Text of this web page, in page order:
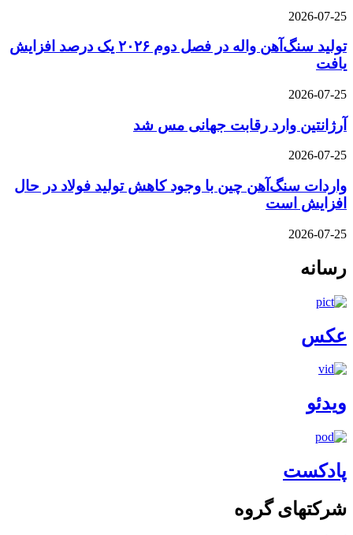
2026-07-25
تولید سنگ‌آهن واله در فصل دوم ۲۰۲۶ یک درصد افزایش
یافت
2026-07-25
آرژانتین وارد رقابت جهانی مس شد
2026-07-25
واردات سنگ‌آهن چین با وجود کاهش تولید فولاد در حال
افزایش است
2026-07-25
رسانه
عکس
ویدئو
پادکست
شرکتهای گروه